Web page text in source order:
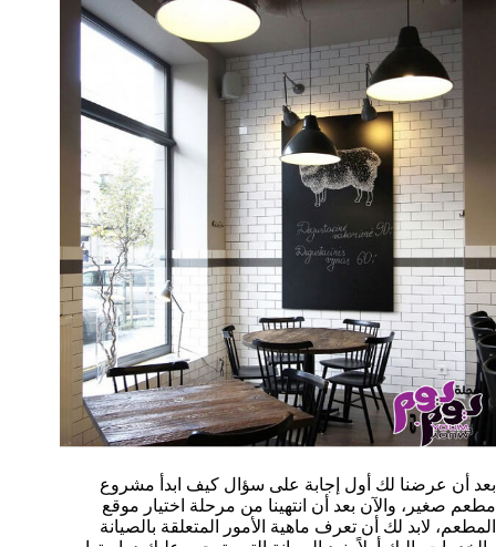
بعد أن عرضنا لك أول إجابة على سؤال كيف ابدأ مشروع
مطعم صغير، والآن بعد أن انتهينا من مرحلة اختيار موقع
المطعم، لابد لك أن تعرف ماهية الأمور المتعلقة بالصيانة